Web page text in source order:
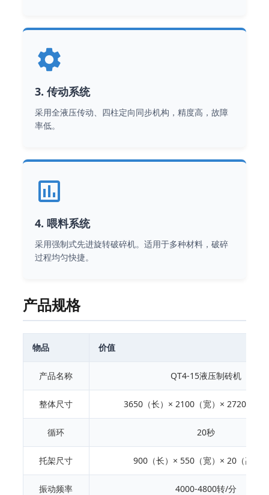
3. 传动系统
采用全液压传动、四柱定向同步机构，精度高，故障
率低。
4. 喂料系统
采用强制式先进旋转破碎机。适用于多种材料，破碎
过程均匀快捷。
产品规格
物品 价值
产品名称 QT4-15液压制砖机
整体尺寸 3650（长）× 2100（宽）× 2720（高
循环 20秒
托架尺寸 900（长）× 550（宽）× 20（高）
振动频率 4000-4800转/分